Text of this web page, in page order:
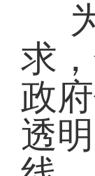
求
政
透